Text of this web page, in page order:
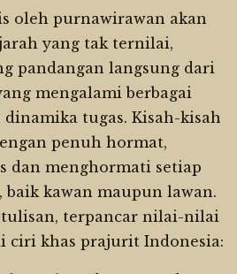
oleh purnawirawan akan
yang tak ternilai,
pandangan langsung dari
mengalami berbagai
tugas. Kisah-kisah
penuh hormat,
dan menghormati setiap
kawan maupun lawan.
tulisan, terpancar nilai-nilai
ciri khas prajurit Indonesia: